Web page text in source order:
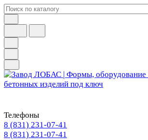
Телефоны
8 (831) 231-07-41
8 (831) 231-07-41